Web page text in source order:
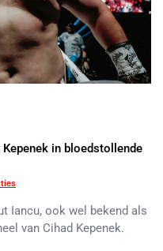
in bloedstollende
Iancu, ook wel bekend als
van Cihad Kepenek.